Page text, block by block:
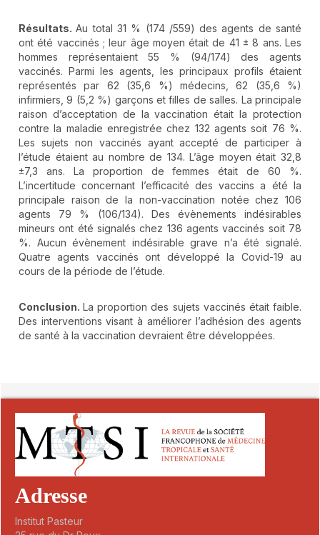
Résultats.Au total 31 % (174 /559) des agents de santé
ont été vaccinés ; leur âge moyen était de 41 ± 8 ans. Les
hommes représentaient 55 % (94/174) des agents
vaccinés. Parmi les agents, les principaux profils étaient
représentés par 62 (35,6 %) médecins, 62 (35,6 %)
infirmiers, 9 (5,2 %) garçons et filles de salles. La principale
raison d’acceptation de la vaccination était la protection
contre la maladie enregistrée chez 132 agents soit 76 %.
Les sujets non vaccinés ayant accepté de participer à
l’étude étaient au nombre de 134. L’âge moyen était 32,8
±7,3 ans. La proportion de femmes était de 60 %.
L’incertitude concernant l’efficacité des vaccins a été la
principale raison de la non-vaccination notée chez 106
agents 79 % (106/134). Des évènements indésirables
mineurs ont été signalés chez 136 agents vaccinés soit 78
%. Aucun évènement indésirable grave n’a été signalé.
Quatre agents vaccinés ont développé la Covid-19 au
cours de la période de l’étude.
Conclusion.La proportion des sujets vaccinés était faible.
Des interventions visant à améliorer l’adhésion des agents
de santé à la vaccination devraient être développées.
Adresse
Institut Pasteur